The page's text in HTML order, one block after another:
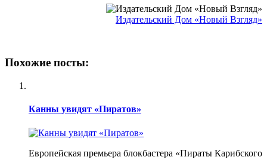
Издательский Дом «Новый Взгляд»
Похожие посты:
Канны увидят «Пиратов»
Европейская премьера блокбастера «Пираты Карибского